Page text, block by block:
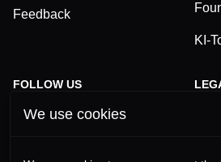
Feedback
KI-
FOLLOW US
TikTok
We use cookies